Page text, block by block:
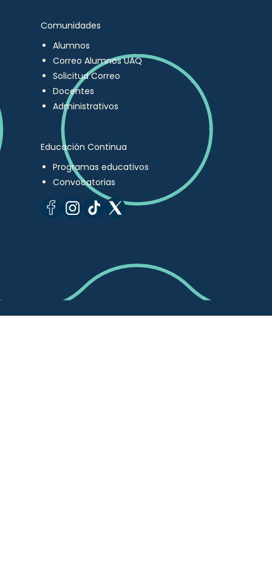
Comunidades
Alumnos
Correo Alumnos UAQ
Solicitud Correo
Docentes
Administrativos
Educación Continua
Programas educativos
Convocatorias